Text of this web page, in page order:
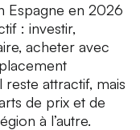
Espagne en 2026
: investir,
acheter avec
attractif, mais
de prix et de
à l’autre.